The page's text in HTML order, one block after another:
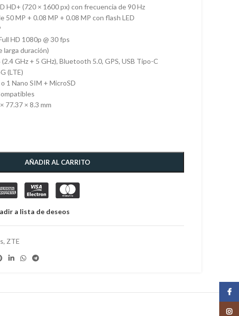
HD+ (720 × 1600 px) con frecuencia de 90 Hz
50 MP + 0.08 MP + 0.08 MP con flash LED
HD 1080p @ 30 fps
larga duración)
(2.4 GHz + 5 GHz), Bluetooth 5.0, GPS, USB Tipo-C
(LTE)
1 Nano SIM + MicroSD
77.37 × 8.3 mm
AÑADIR AL CARRITO
a lista de deseos
, ZTE